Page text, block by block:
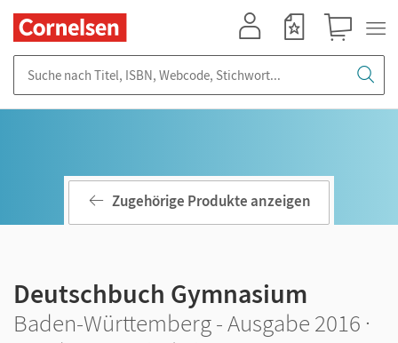
Zugehörige Produkte anzeigen
Deutschbuch Gymnasium
Baden-Württemberg - Ausgabe 2016 ·